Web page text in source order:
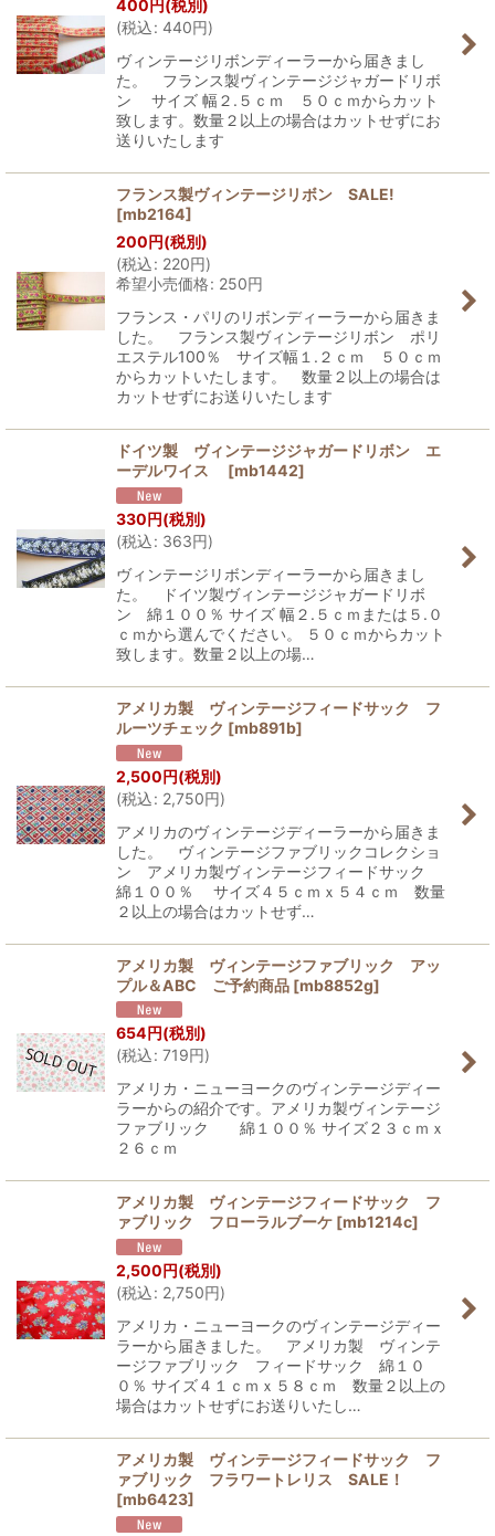
400 円(税別)
(税込: 440円)
ヴィンテージリボンディーラーから届きまし
た。 フランス製ヴィンテージジャガードリボ
ン サイズ 幅２.５ｃｍ ５０ｃｍからカット
致します。数量２以上の場合はカットせずにお
送りいたします
フランス製ヴィンテージリボン SALE!
[mb2164]
200 円(税別)
(税込: 220円)
希望小売価格: 250円
フランス・パリのリボンディーラーから届きま
した。 フランス製ヴィンテージリボン ポリ
エステル100％ サイズ幅１.２ｃｍ ５０ｃｍ
からカットいたします。 数量２以上の場合は
カットせずにお送りいたします
ドイツ製 ヴィンテージジャガードリボン エ
ーデルワイス
[mb1442]
330円(税別)
(税込: 363円)
ヴィンテージリボンディーラーから届きまし
た。 ドイツ製ヴィンテージジャガードリボ
ン 綿１００％ サイズ 幅２.５ｃｍまたは５.０
ｃｍから選んでください。 ５０ｃｍからカット
致します。数量２以上の場…
アメリカ製 ヴィンテージフィードサック フ
ルーツチェック [mb891b]
2,500円(税別)
(税込: 2,750円)
アメリカのヴィンテージディーラーから届きま
した。 ヴィンテージファブリックコレクショ
ン アメリカ製ヴィンテージフィードサック
綿１００％ サイズ４５ｃｍｘ５４ｃｍ 数量
２以上の場合はカットせず…
アメリカ製 ヴィンテージファブリック アッ
プル＆ABC ご予約商品 [mb8852g]
654 円(税別)
(税込: 719円)
アメリカ・ニューヨークのヴィンテージディー
ラーからの紹介です。アメリカ製ヴィンテージ
ファブリック 綿１００％ サイズ２３ｃｍｘ
２６ｃｍ
アメリカ製 ヴィンテージフィードサック フ
ァブリック フローラルブーケ [mb1214c]
2,500円(税別)
(税込: 2,750円)
アメリカ・ニューヨークのヴィンテージディー
ラーから届きました。 アメリカ製 ヴィンテ
ージファブリック フィードサック 綿１０
０％ サイズ４１ｃｍｘ５８ｃｍ 数量２以上の
場合はカットせずにお送りいたし…
アメリカ製 ヴィンテージフィードサック フ
ァブリック フラワートレリス SALE！
[mb6423]